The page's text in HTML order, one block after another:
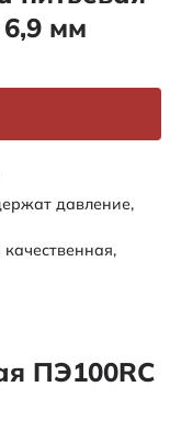
мм
давление,
ПЭ100RC